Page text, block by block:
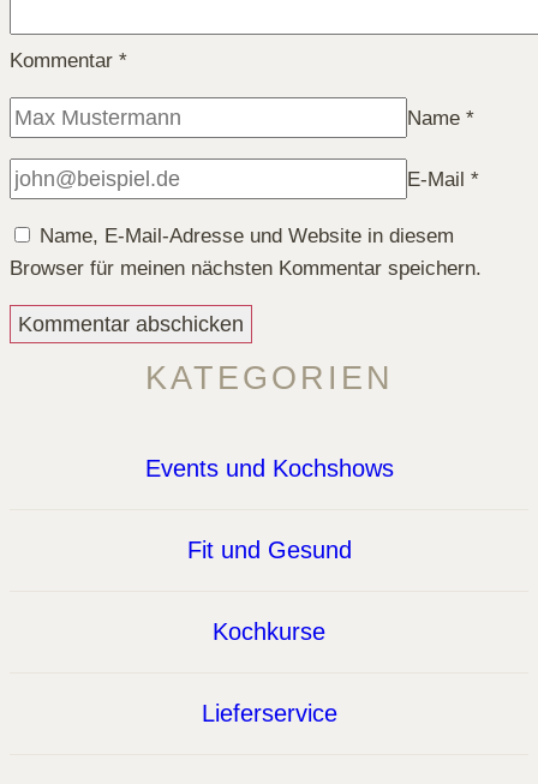
Kommentar *
Name *
E-Mail *
Name, E-Mail-Adresse und Website in diesem
Browser für meinen nächsten Kommentar speichern.
KATEGORIEN
Events und Kochshows
Fit und Gesund
Kochkurse
Lieferservice